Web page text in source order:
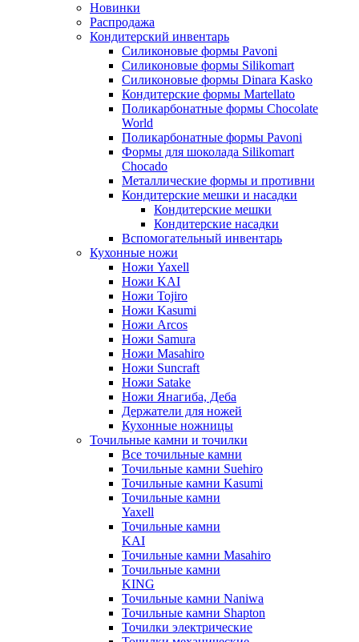
Новинки
Распродажа
Кондитерский инвентарь
Силиконовые формы Pavoni
Силиконовые формы Silikomart
Силиконовые формы Dinara Kasko
Кондитерские формы Martellato
Поликарбонатные формы Chocolate
World
Поликарбонатные формы Pavoni
Формы для шоколада Silikomart
Chocado
Металлические формы и противни
Кондитерские мешки и насадки
Кондитерские мешки
Кондитерские насадки
Вспомогательный инвентарь
Кухонные ножи
Ножи Yaxell
Ножи KAI
Ножи Tojiro
Ножи Kasumi
Ножи Arcos
Ножи Samura
Ножи Masahiro
Ножи Suncraft
Ножи Satake
Ножи Янагиба, Деба
Держатели для ножей
Кухонные ножницы
Точильные камни и точилки
Все точильные камни
Точильные камни Suehiro
Точильные камни Kasumi
Точильные камни
Yaxell
Точильные камни
KAI
Точильные камни Masahiro
Точильные камни
KING
Точильные камни Naniwa
Точильные камни Shapton
Точилки электрические